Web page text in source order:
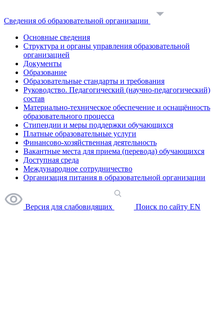
Сведения об образовательной организации
Основные сведения
Структура и органы управления образовательной
организацией
Документы
Образование
Образовательные стандарты и требования
Руководство. Педагогический (научно-педагогический)
состав
Материально-техническое обеспечение и оснащённость
образовательного процесса
Стипендии и меры поддержки обучающихся
Платные образовательные услуги
Финансово-хозяйственная деятельность
Вакантные места для приема (перевода) обучающихся
Доступная среда
Международное сотрудничество
Организация питания в образовательной организации
Версия для слабовидящих Поиск по сайту EN